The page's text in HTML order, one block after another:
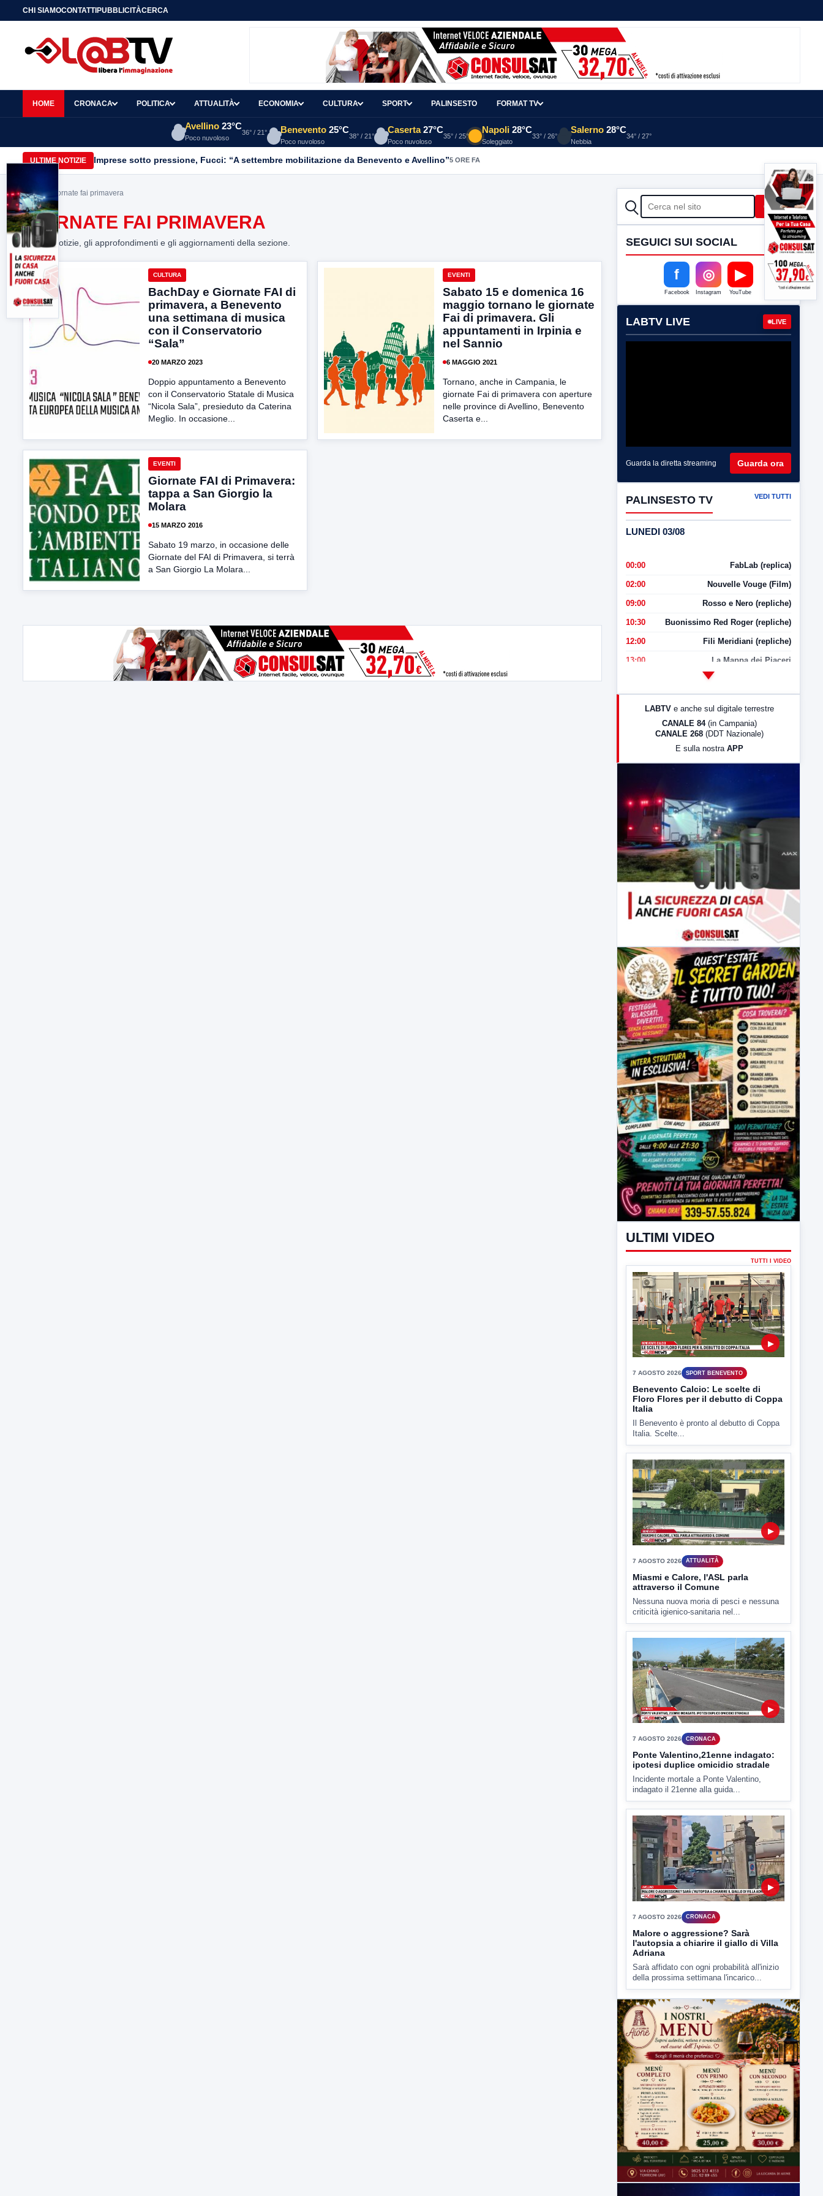
CHI SIAMOCONTATTIPUBBLICITÀCERCA
HOME CRONACA POLITICA ATTUALITÀ ECONOMIA CULTURA SPORT PALINSESTO FORMAT TV
Avellino 23°C
Poco nuvoloso
36° / 21° Benevento 25°C
Poco nuvoloso
38° / 21°
Caserta 27°C
Poco nuvoloso
35° / 25°
Napoli 28°C
Soleggiato
33° / 26°
Salerno 28°C
Nebbia
34° / 27°
ULTIME NOTIZIE Imprese sotto pressione, Fucci: “A settembre mobilitazione da Benevento e Avellino”5 ORE FA
Home> giornate fai primavera
GIORNATE FAI PRIMAVERA
Tutte le notizie, gli approfondimenti e gli aggiornamenti della sezione.
CULTURA
BachDay e Giornate FAI di
primavera, a Benevento
una settimana di musica
con il Conservatorio
“Sala”
20 MARZO 2023
Doppio appuntamento a Benevento
con il Conservatorio Statale di Musica
“Nicola Sala”, presieduto da Caterina
Meglio. In occasione...
EVENTI
Sabato 15 e domenica 16
maggio tornano le giornate
Fai di primavera. Gli
appuntamenti in Irpinia e
nel Sannio
6 MAGGIO 2021
Tornano, anche in Campania, le
giornate Fai di primavera con aperture
nelle province di Avellino, Benevento
Caserta e...
EVENTI
Giornate FAI di Primavera:
tappa a San Giorgio la
Molara
15 MARZO 2016
Sabato 19 marzo, in occasione delle
Giornate del FAI di Primavera, si terrà
a San Giorgio La Molara...
CERCA Cerca
SEGUICI SUI SOCIAL
f
Facebook
◎
Instagram
▶
YouTube
LABTV LIVE LIVE
Guarda la diretta streaming Guarda ora
PALINSESTO TV VEDI TUTTI
LUNEDI 03/08
00:00 FabLab (replica)
02:00 Nouvelle Vouge (Film)
09:00 Rosso e Nero (repliche)
10:30 Buonissimo Red Roger (repliche)
12:00 Fili Meridiani (repliche)
13:00 La Mappa dei Piaceri
LabNews (Diretta)
LABTV e anche sul digitale terrestre
CANALE 84 (in Campania)
CANALE 268 (DDT Nazionale)
E sulla nostra APP
ULTIMI VIDEO
TUTTI I VIDEO
▶
7 AGOSTO 2026 SPORT BENEVENTO
Benevento Calcio: Le scelte di
Floro Flores per il debutto di Coppa
Il Benevento è pronto al debutto di Coppa
Italia. Scelte...
▶
7 AGOSTO 2026 ATTUALITÀ
Miasmi e Calore, l'ASL parla
attraverso il Comune
Nessuna nuova moria di pesci e nessuna
criticità igienico-sanitaria nel...
▶
7 AGOSTO 2026
Ponte Valentino,21enne indagato:
ipotesi duplice omicidio stradale
Incidente mortale a Ponte Valentino,
indagato il 21enne alla guida...
▶
7 AGOSTO 2026 CRONACA
Malore o aggressione? Sarà
l'autopsia a chiarire il giallo di Villa
Sarà affidato con ogni probabilità all'inizio
della prossima settimana l'incarico...